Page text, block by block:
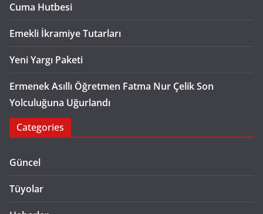
Cuma Hutbesi
Emekli İkramiye Tutarları
Yeni Yargı Paketi
Ermenek Asıllı Öğretmen Fatma Nur Çelik Son
Yolculuğuna Uğurlandı
Categories
Güncel
Tüyolar